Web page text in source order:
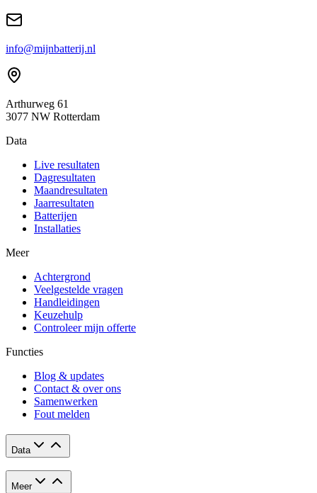
info@mijnbatterij.nl
Arthurweg 61
3077 NW Rotterdam
Data
Live resultaten
Dagresultaten
Maandresultaten
Jaarresultaten
Batterijen
Installaties
Meer
Achtergrond
Veelgestelde vragen
Handleidingen
Keuzehulp
Controleer mijn offerte
Functies
Blog & updates
Contact & over ons
Samenwerken
Fout melden
Data
Meer